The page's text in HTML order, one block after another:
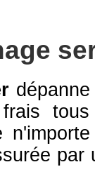
frais
par